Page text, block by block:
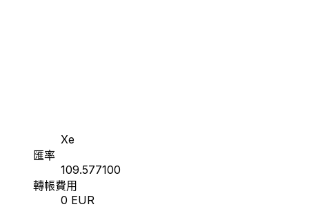
Xe
匯率
109.577100
轉帳費用
0 EUR